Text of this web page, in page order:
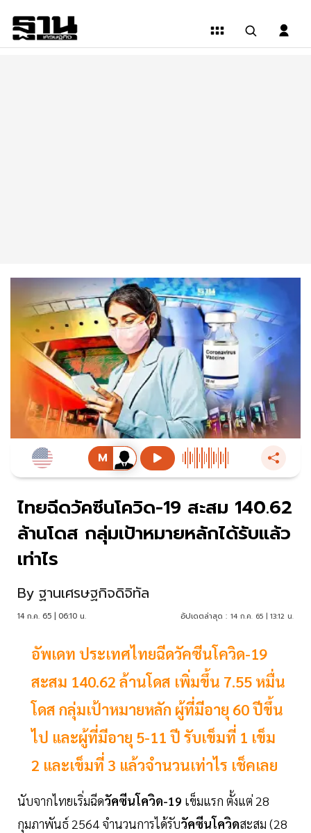
ไทยฉีดวัคซีนโควิด-19 สะสม 140.62
ล้านโดส กลุ่มเป้าหมายหลักได้รับแล้ว
เท่าไร
By ฐานเศรษฐกิจดิจิทัล
14 ก.ค. 65 | 06:10 น. อัปเดตล่าสุด : 14 ก.ค. 65 | 13:12 น.
อัพเดท ประเทศไทยฉีดวัคซีนโควิด-19
สะสม 140.62 ล้านโดส เพิ่มขึ้น 7.55 หมื่น
โดส กลุ่มเป้าหมายหลัก ผู้ที่มีอายุ 60 ปีขึ้น
ไป และผู้ที่มีอายุ 5-11 ปี รับเข็มที่ 1 เข็ม
2 และเข็มที่ 3 แล้วจำนวนเท่าไร เช็คเลย
นับจากไทยเริ่มฉีดวัคซีนโควิด-19 เข็มแรก ตั้งแต่ 28
กุมภาพันธ์ 2564 จำนวนการได้รับวัคซีนโควิดสะสม (28